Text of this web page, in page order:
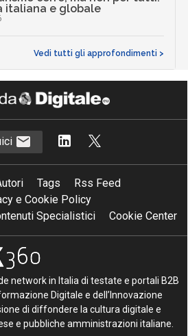
italiana e globale
Vedi tutti gli approfondimenti >
Tags
Rss Feed
e Cookie Policy
Specialistici
Cookie Center
network in Italia di testate e portali B2B
Digitale e dell’Innovazione
di diffondere la cultura digitale e
e pubbliche amministrazioni italiane.